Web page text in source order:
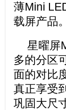
薄Mini
载屏产品。
星曜屏
多的分区
面的对比
真正享受
巩固大尺